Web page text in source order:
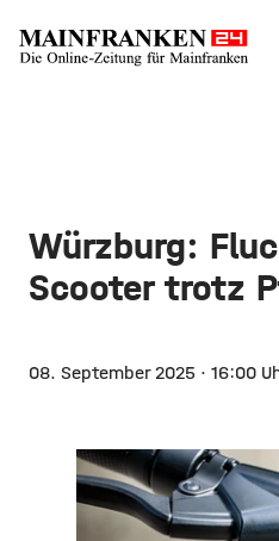
Würzburg:
Scooter trotz
08. September 2025 · 16:00